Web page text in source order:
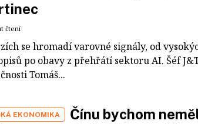
čtení
se hromadí varovné signály, od
po obavy z přehřátí sektoru AI. Šéf
Tomáš...
EKONOMIKA
Čínu bychom